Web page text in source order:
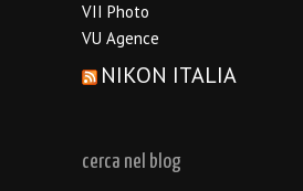
VII Photo
VU Agence
NIKON ITALIA
cerca nel blog